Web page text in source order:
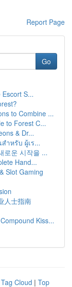
Report Page
Go
S...
to Combine ...
to Forest C...
& Dr...
ำหรับ ผู้เร...
로운 시작을 ...
Hand...
Slot Gaming
人士指南
Kiss...
Tag Cloud | Top